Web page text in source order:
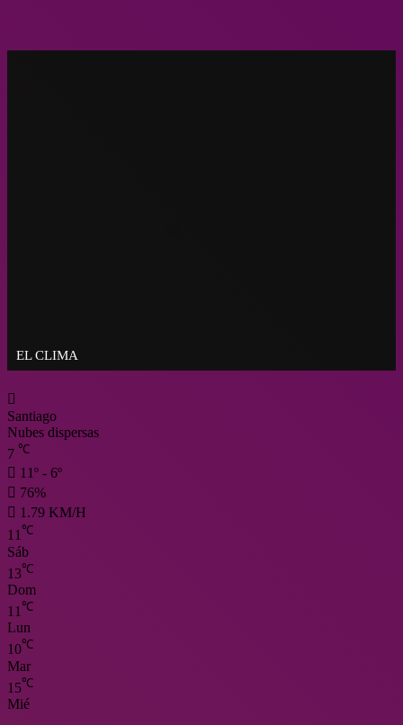
EL CLIMA
Santiago
Nubes dispersas
7 ℃
11º - 6º
76%
1.79 KM/H
11℃
Sáb
13℃
Dom
11 ℃
Lun
10℃
Mar
15℃
Mié